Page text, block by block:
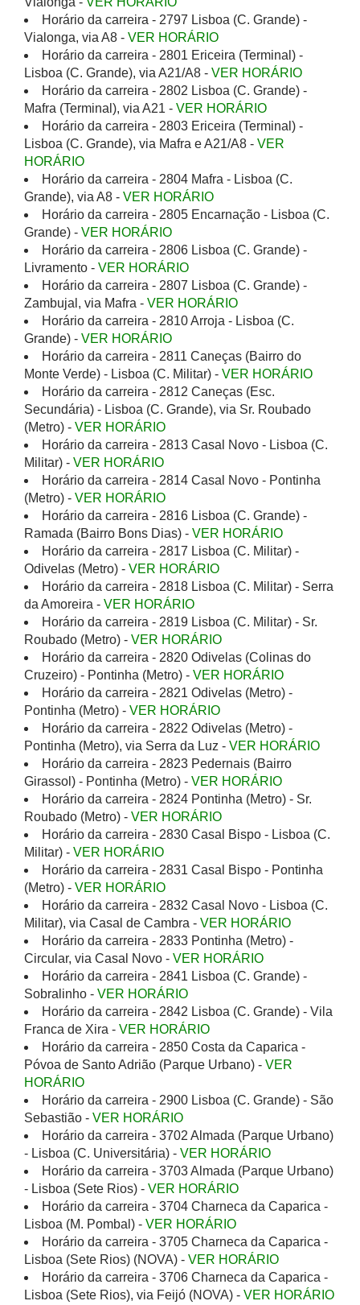
Horário da carreira - 2797 Lisboa (C. Grande) -
Vialonga, via A8 - VER HORÁRIO
Horário da carreira - 2801 Ericeira (Terminal) -
Lisboa (C. Grande), via A21/A8 - VER HORÁRIO
Horário da carreira - 2802 Lisboa (C. Grande) -
Mafra (Terminal), via A21 - VER HORÁRIO
Horário da carreira - 2803 Ericeira (Terminal) -
Lisboa (C. Grande), via Mafra e A21/A8 - VER
HORÁRIO
Horário da carreira - 2804 Mafra - Lisboa (C.
Grande), via A8 - VER HORÁRIO
Horário da carreira - 2805 Encarnação - Lisboa (C.
Grande) - VER HORÁRIO
Horário da carreira - 2806 Lisboa (C. Grande) -
Livramento - VER HORÁRIO
Horário da carreira - 2807 Lisboa (C. Grande) -
Zambujal, via Mafra - VER HORÁRIO
Horário da carreira - 2810 Arroja - Lisboa (C.
Grande) - VER HORÁRIO
Horário da carreira - 2811 Caneças (Bairro do
Monte Verde) - Lisboa (C. Militar) - VER HORÁRIO
Horário da carreira - 2812 Caneças (Esc.
Secundária) - Lisboa (C. Grande), via Sr. Roubado
(Metro) - VER HORÁRIO
Horário da carreira - 2813 Casal Novo - Lisboa (C.
Militar) - VER HORÁRIO
Horário da carreira - 2814 Casal Novo - Pontinha
(Metro) - VER HORÁRIO
Horário da carreira - 2816 Lisboa (C. Grande) -
Ramada (Bairro Bons Dias) - VER HORÁRIO
Horário da carreira - 2817 Lisboa (C. Militar) -
Odivelas (Metro) - VER HORÁRIO
Horário da carreira - 2818 Lisboa (C. Militar) - Serra
da Amoreira - VER HORÁRIO
Horário da carreira - 2819 Lisboa (C. Militar) - Sr.
Roubado (Metro) - VER HORÁRIO
Horário da carreira - 2820 Odivelas (Colinas do
Cruzeiro) - Pontinha (Metro) - VER HORÁRIO
Horário da carreira - 2821 Odivelas (Metro) -
Pontinha (Metro) - VER HORÁRIO
Horário da carreira - 2822 Odivelas (Metro) -
Pontinha (Metro), via Serra da Luz - VER HORÁRIO
Horário da carreira - 2823 Pedernais (Bairro
Girassol) - Pontinha (Metro) - VER HORÁRIO
Horário da carreira - 2824 Pontinha (Metro) - Sr.
Roubado (Metro) - VER HORÁRIO
Horário da carreira - 2830 Casal Bispo - Lisboa (C.
Militar) - VER HORÁRIO
Horário da carreira - 2831 Casal Bispo - Pontinha
(Metro) - VER HORÁRIO
Horário da carreira - 2832 Casal Novo - Lisboa (C.
Militar), via Casal de Cambra - VER HORÁRIO
Horário da carreira - 2833 Pontinha (Metro) -
Circular, via Casal Novo - VER HORÁRIO
Horário da carreira - 2841 Lisboa (C. Grande) -
Sobralinho - VER HORÁRIO
Horário da carreira - 2842 Lisboa (C. Grande) - Vila
Franca de Xira - VER HORÁRIO
Horário da carreira - 2850 Costa da Caparica -
Póvoa de Santo Adrião (Parque Urbano) - VER
HORÁRIO
Horário da carreira - 2900 Lisboa (C. Grande) - São
Sebastião - VER HORÁRIO
Horário da carreira - 3702 Almada (Parque Urbano)
- Lisboa (C. Universitária) - VER HORÁRIO
Horário da carreira - 3703 Almada (Parque Urbano)
- Lisboa (Sete Rios) - VER HORÁRIO
Horário da carreira - 3704 Charneca da Caparica -
Lisboa (M. Pombal) - VER HORÁRIO
Horário da carreira - 3705 Charneca da Caparica -
Lisboa (Sete Rios) (NOVA) - VER HORÁRIO
Horário da carreira - 3706 Charneca da Caparica -
Lisboa (Sete Rios), via Feijó (NOVA) - VER HORÁRIO